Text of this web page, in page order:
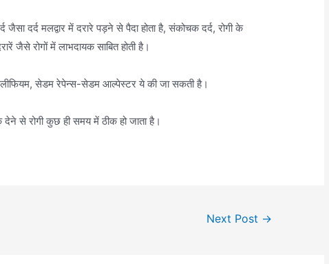
दर्द मलद्वार में दरारे पड़ने से पैदा होता है, संकोचक दर्द, रोगी के
जैसे रोगों में लाभदायक साबित होती है।
सेडम रेपेन्स-सेडम आल्पेस्टर ये की जा सकती है।
से रोगी कुछ ही समय में ठीक हो जाता है।
Next Post →